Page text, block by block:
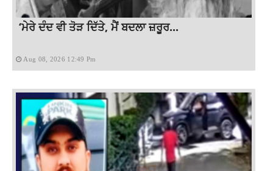
‘ਮੇਰੇ ਦੰਦ ਵੀ ਤੋੜ ਦਿੱਤੇ, ਮੈਂ ਬਦਲਾ ਜ਼ਰੂਰ...
Aug 08, 2026 12:49 Pm